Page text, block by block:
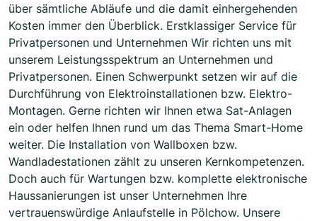
über sämtliche Abläufe und die damit einhergehenden
Kosten immer den Überblick. Erstklassiger Service für
Privatpersonen und Unternehmen Wir richten uns mit
unserem Leistungsspektrum an Unternehmen und
Privatpersonen. Einen Schwerpunkt setzen wir auf die
Durchführung von Elektroinstallationen bzw. Elektro-
Montagen. Gerne richten wir Ihnen etwa Sat-Anlagen
ein oder helfen Ihnen rund um das Thema Smart-Home
weiter. Die Installation von Wallboxen bzw.
Wandladestationen zählt zu unseren Kernkompetenzen.
Doch auch für Wartungen bzw. komplette elektronische
Haussanierungen ist unser Unternehmen Ihre
vertrauenswürdige Anlaufstelle in Pölchow. Unsere